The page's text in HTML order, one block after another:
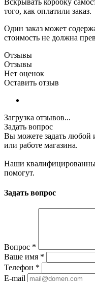
того, как оплатили заказ.
Один заказ может
стоимость не должна
Отзывы
Отзывы
Нет оценок
Оставить отзыв
Загрузка отзывов...
Задать вопрос
Вы можете задать любой
или работе магазина.
Наши
помогут.
Задать вопрос
Вопрос *
Ваше имя *
Телефон *
E-mail